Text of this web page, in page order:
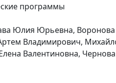
программы
Юлия Юрьевна, Воронова
Владимирович,
Валентиновна,